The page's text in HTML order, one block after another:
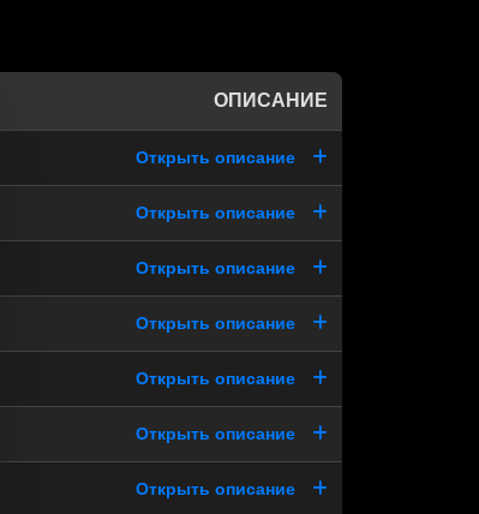
ОПИСАНИЕ
Открыть описание
Открыть описание
Открыть описание
Открыть описание
Открыть описание
Открыть описание
Открыть описание